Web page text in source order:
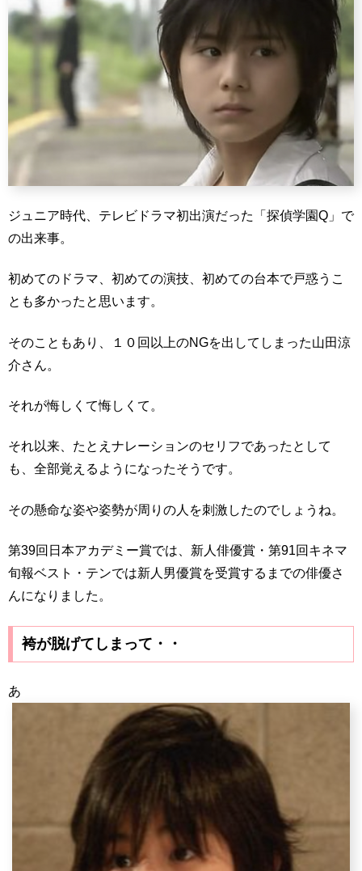
ジュニア時代、テレビドラマ初出演だった「探偵学園Q」で
の出来事。
初めてのドラマ、初めての演技、初めての台本で戸惑うこ
とも多かったと思います。
そのこともあり、１０回以上のNGを出してしまった山田涼
介さん。
それが悔しくて悔しくて。
それ以来、たとえナレーションのセリフであったとして
も、全部覚えるようになったそうです。
その懸命な姿や姿勢が周りの人を刺激したのでしょうね。
第39回日本アカデミー賞では、新人俳優賞・第91回キネマ
旬報ベスト・テンでは新人男優賞を受賞するまでの俳優さ
んになりました。
袴が脱げてしまって・・
あ